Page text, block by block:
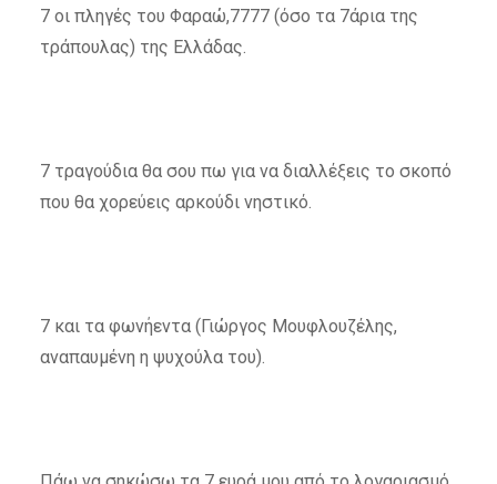
7 οι πληγές του Φαραώ,7777 (όσο τα 7άρια της
τράπουλας) της Ελλάδας.
7 τραγούδια θα σου πω για να διαλλέξεις το σκοπό
που θα χορεύεις αρκούδι νηστικό.
7 και τα φωνήεντα (Γιώργος Μουφλουζέλης,
αναπαυμένη η ψυχούλα του).